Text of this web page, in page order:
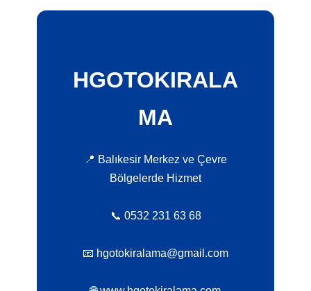
HGOTOKIRALA
MA
📍 Balıkesir Merkez ve Çevre
Bölgelerde Hizmet
📞 0532 231 63 68
📧 hgotokiralama@gmail.com